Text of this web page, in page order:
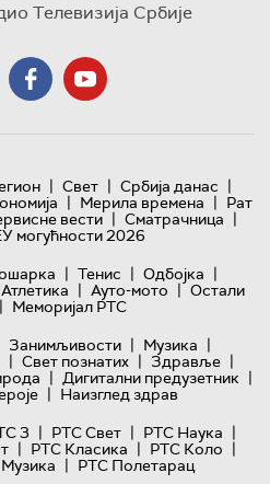
Телевизија Србије
| Свет | Србија данас |
| Мерила времена | Рат
вести | Сматрачница |
могућности 2026
| Тенис | Одбојка |
Атлетика | Ауто-мото | Остали
| Меморијал РТС
Занимљивости | Музика |
| Свет познатих | Здравље |
| Дигитални предузетник |
| Наизглед здрав
3 | РТС Свет | РТС Наука |
| РТС Класика | РТС Коло |
| РТС Полетарац